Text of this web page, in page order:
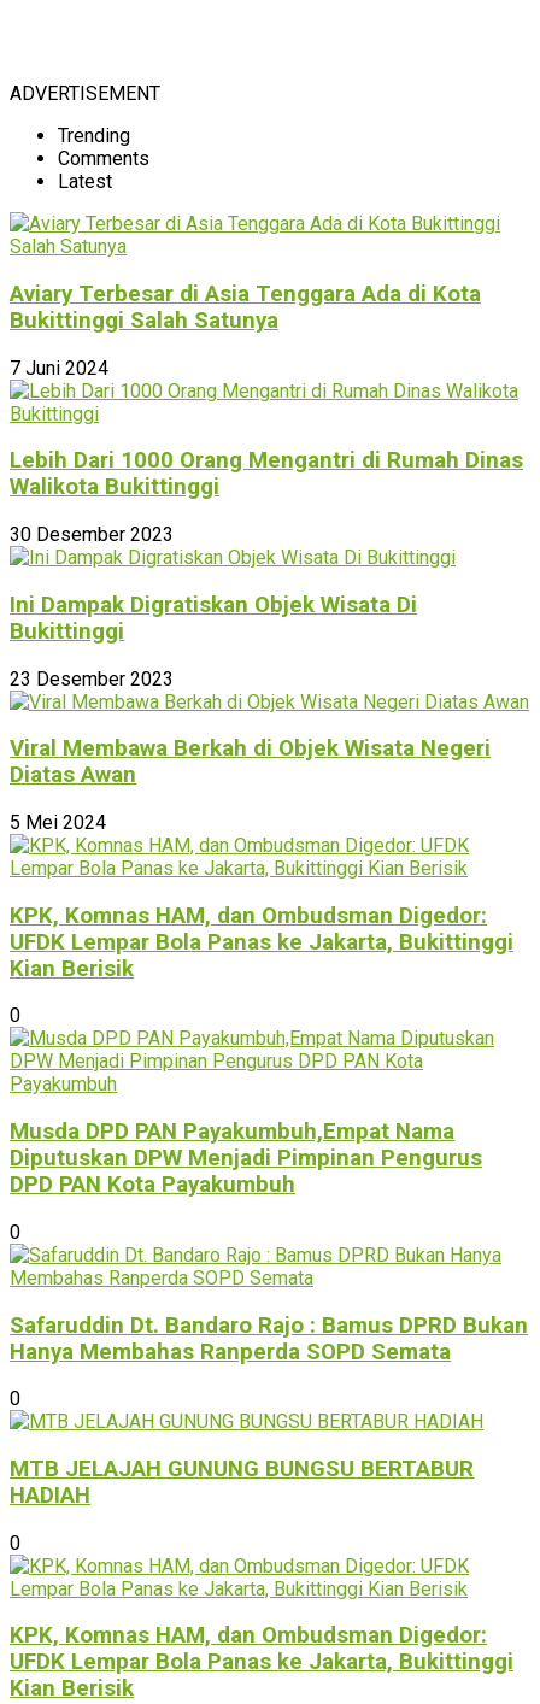
ADVERTISEMENT
Trending
Comments
Latest
Aviary Terbesar di Asia Tenggara Ada di Kota
Bukittinggi Salah Satunya
7 Juni 2024
Lebih Dari 1000 Orang Mengantri di Rumah Dinas
Walikota Bukittinggi
30 Desember 2023
Ini Dampak Digratiskan Objek Wisata Di
Bukittinggi
23 Desember 2023
Viral Membawa Berkah di Objek Wisata Negeri
Diatas Awan
5 Mei 2024
KPK, Komnas HAM, dan Ombudsman Digedor:
UFDK Lempar Bola Panas ke Jakarta, Bukittinggi
Kian Berisik
0
Musda DPD PAN Payakumbuh,Empat Nama
Diputuskan DPW Menjadi Pimpinan Pengurus
DPD PAN Kota Payakumbuh
0
Safaruddin Dt. Bandaro Rajo : Bamus DPRD Bukan
Hanya Membahas Ranperda SOPD Semata
0
MTB JELAJAH GUNUNG BUNGSU BERTABUR
HADIAH
0
KPK, Komnas HAM, dan Ombudsman Digedor:
UFDK Lempar Bola Panas ke Jakarta, Bukittinggi
Kian Berisik